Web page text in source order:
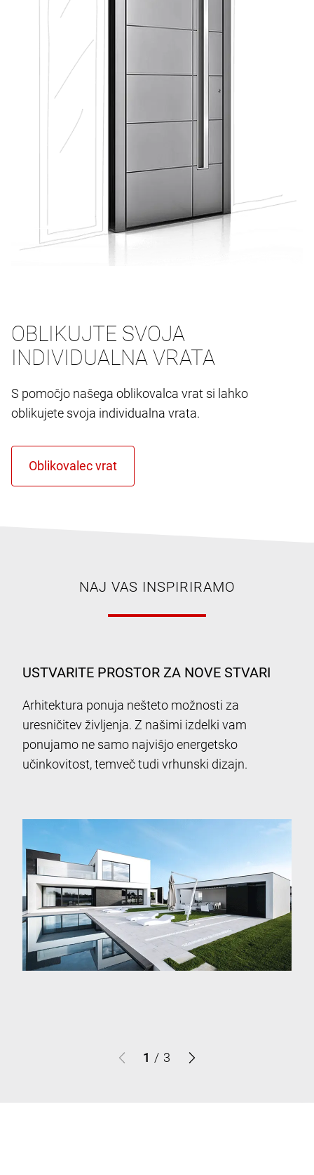
OBLIKUJTE SVOJA
INDIVIDUALNA VRATA
S pomočjo našega oblikovalca vrat si lahko
oblikujete svoja individualna vrata.
NAJ VAS INSPIRIRAMO
USTVARITE PROSTOR ZA NOVE STVARI
Arhitektura ponuja nešteto možnosti za
uresničitev življenja. Z našimi izdelki vam
ponujamo ne samo najvišjo energetsko
učinkovitost, temveč tudi vrhunski dizajn.
1 / 3